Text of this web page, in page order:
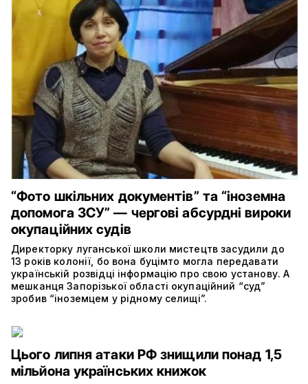
“Фото шкільних документів” та “іноземна
допомога ЗСУ” — чергові абсурдні вироки
окупаційних судів
Директорку луганської школи мистецтв засудили до
13 років колонії, бо вона буцімто могла передавати
українській розвідці інформацію про свою установу. А
мешканця Запорізької області окупаційний “суд”
зробив “іноземцем у рідному селищі”.
Цього липня атаки РФ знищили понад 1,5
мільйона українських книжок